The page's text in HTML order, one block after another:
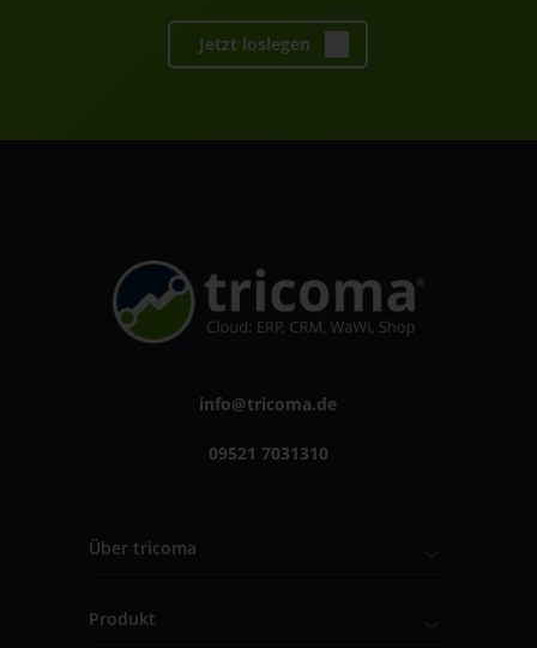
Jetzt loslegen
info@tricoma.de
09521 7031310
Über tricoma
Produkt